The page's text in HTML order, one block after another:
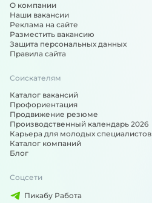
О компании
Наши вакансии
Реклама на сайте
Разместить вакансию
Защита персональных данных
Правила сайта
Соискателям
Каталог вакансий
Профориентация
Продвижение резюме
Производственный календарь 2026
Карьера для молодых специалистов
Каталог компаний
Блог
Соцсети
Пикабу Работа